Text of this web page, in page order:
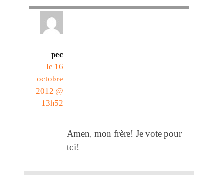
pec
le 16
octobre
2012 @
13h52
Amen, mon frère! Je vote pour
toi!